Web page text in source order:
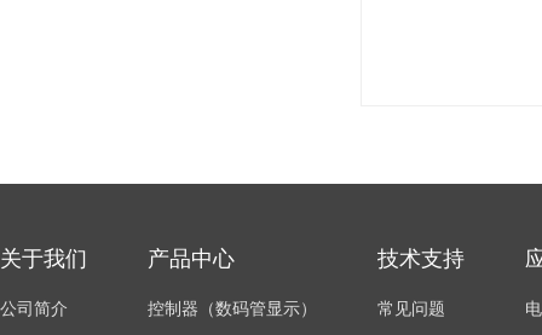
关于我们
公司简介
产品中心
控制器（数码管显示）
技术支持
常见问题